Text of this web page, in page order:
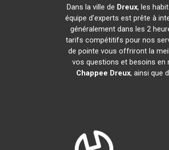
Dans la ville de Dreux, les
équipe d'experts est prête à
généralement dans les 2
tarifs compétitifs pour nos
de pointe vous offriront la
vos questions et besoins en
Chappee Dreux, ainsi que